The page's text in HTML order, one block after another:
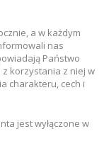
a w każdym
nas
Państwo
korzystania z niej w
charakteru, cech i
jest wyłączone w